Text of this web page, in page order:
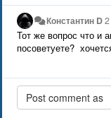
Константин D
Тот же вопрос что и
посоветуете?